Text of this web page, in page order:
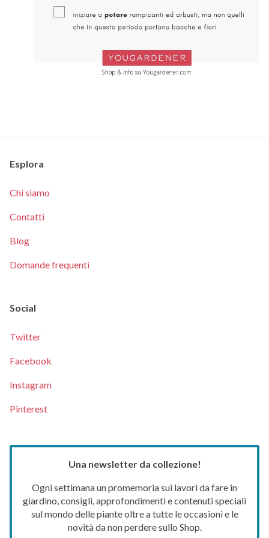
Esplora
Chi siamo
Contatti
Blog
Domande frequenti
Social
Twitter
Facebook
Instagram
Pinterest
Una newsletter da collezione!
Ogni settimana un promemoria sui lavori da fare in
giardino, consigli, approfondimenti e contenuti speciali
sul mondo delle piante oltre a tutte le occasioni e le
novità da non perdere sullo Shop.